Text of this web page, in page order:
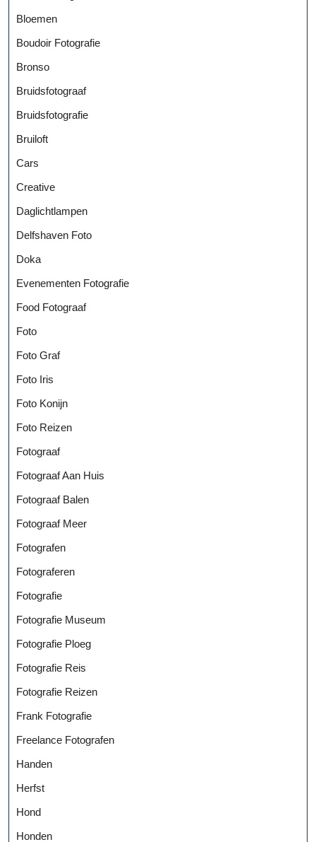
Bloemen
Boudoir Fotografie
Bronso
Bruidsfotograaf
Bruidsfotografie
Bruiloft
Cars
Creative
Daglichtlampen
Delfshaven Foto
Doka
Evenementen Fotografie
Food Fotograaf
Foto
Foto Graf
Foto Iris
Foto Konijn
Foto Reizen
Fotograaf
Fotograaf Aan Huis
Fotograaf Balen
Fotograaf Meer
Fotografen
Fotograferen
Fotografie
Fotografie Museum
Fotografie Ploeg
Fotografie Reis
Fotografie Reizen
Frank Fotografie
Freelance Fotografen
Handen
Herfst
Hond
Honden